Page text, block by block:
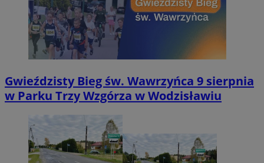
Gwieździsty Bieg św. Wawrzyńca 9 sierpnia
w Parku Trzy Wzgórza w Wodzisławiu